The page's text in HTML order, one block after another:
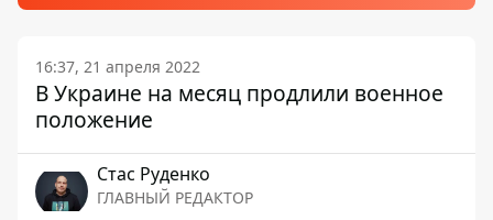
16:37, 21 апреля 2022
В Украине на месяц продлили военное
положение
Стаc Руденко
ГЛАВНЫЙ РЕДАКТОР